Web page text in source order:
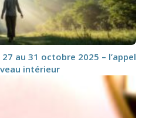
au 31 octobre 2025 – l’appel
intérieur